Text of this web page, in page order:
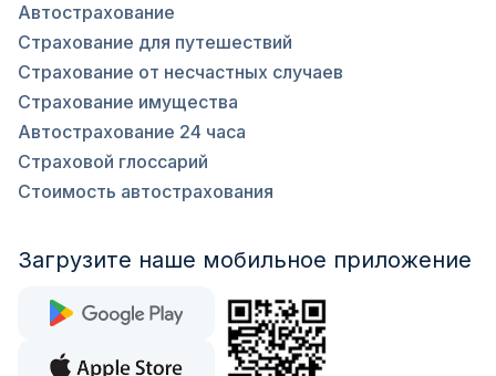
Автострахование
Страхование для путешествий
Страхование от несчастных случаев
Страхование имущества
Автострахование 24 часа
Страховой глоссарий
Стоимость автострахования
Загрузите наше мобильное приложение